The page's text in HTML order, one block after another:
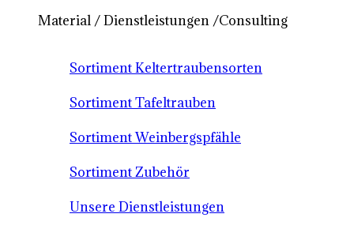
Material / Dienstleistungen /Consulting
Sortiment Keltertraubensorten
Sortiment Tafeltrauben
Sortiment Weinbergspfähle
Sortiment Zubehör
Unsere Dienstleistungen